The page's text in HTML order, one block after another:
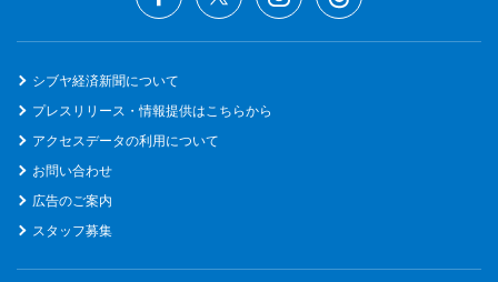
シブヤ経済新聞について
プレスリリース・情報提供はこちらから
アクセスデータの利用について
お問い合わせ
広告のご案内
スタッフ募集